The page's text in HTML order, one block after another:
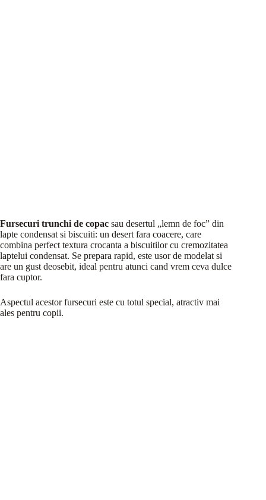
Fursecuri trunchi de copac sau desertul „lemn de foc” din
lapte condensat si biscuiti: un desert fara coacere, care
combina perfect textura crocanta a biscuitilor cu cremozitatea
laptelui condensat. Se prepara rapid, este usor de modelat si
are un gust deosebit, ideal pentru atunci cand vrem ceva dulce
fara cuptor.
Aspectul acestor fursecuri este cu totul special, atractiv mai
ales pentru copii.